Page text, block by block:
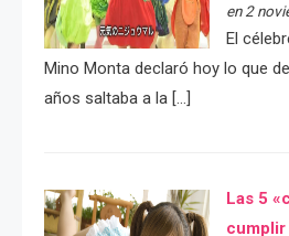
en 2
El
Mino Monta declaró hoy lo que
años saltaba a la […]
Las 5
cumplir